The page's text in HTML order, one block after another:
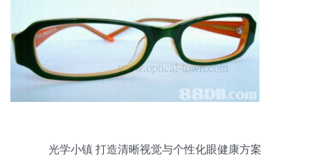
光学小镇 打造清晰视觉与个性化眼健康方案